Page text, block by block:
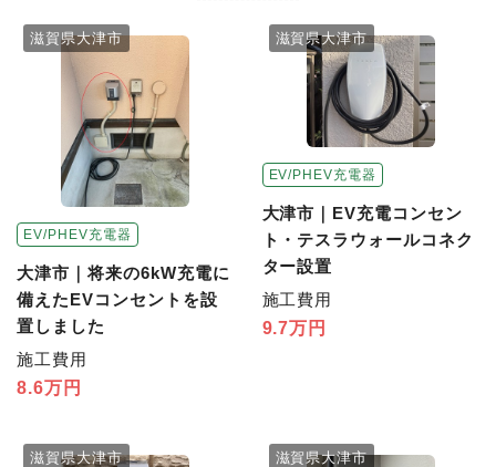
EV/PHEV充電器
滋賀県大津市
大津市｜将来の6kW充電に
備えたEVコンセントを設
置しました
施工費用
8.6万円
EV/PHEV充電器
滋賀県大津市
大津市｜EV充電コンセン
ト・テスラウォールコネク
ター設置
施工費用
9.7万円
滋賀県大津市 滋賀県大津市